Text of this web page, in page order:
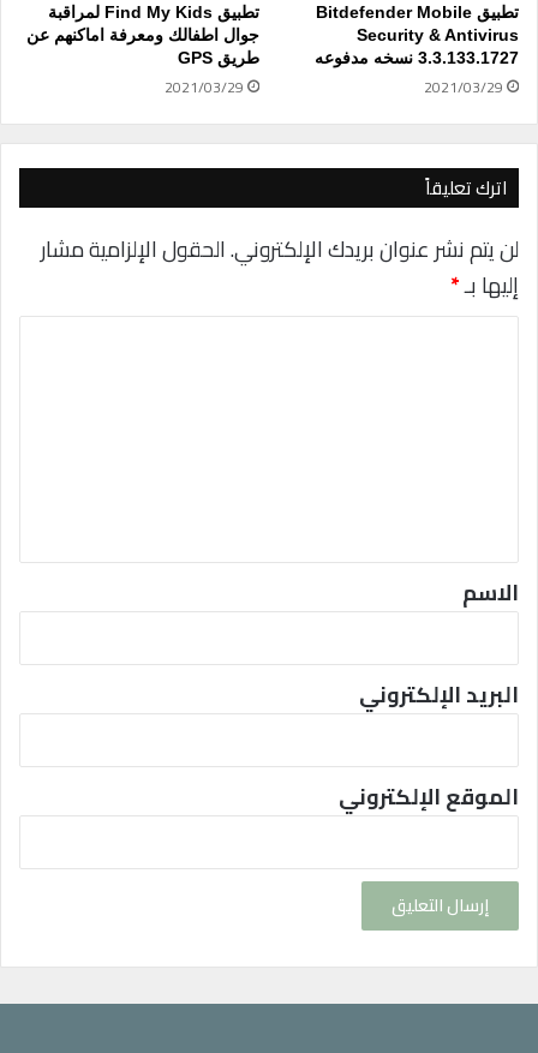
تطبيق Bitdefender Mobile
Security & Antivirus
3.3.133.1727 نسخه مدفوعه
2021/03/29
تطبيق Find My Kids لمراقبة
جوال اطفالك ومعرفة اماكنهم عن
طريق GPS
2021/03/29
اترك تعليقاً
لن يتم نشر عنوان بريدك الإلكتروني.الحقول الإلزامية مشار
إليها بـ*
*
الاسم
البريد الإلكتروني
الموقع الإلكتروني